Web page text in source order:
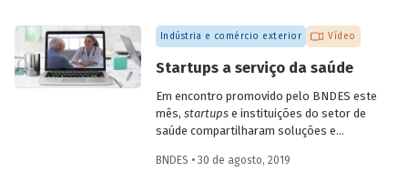
reunidos em uma única seção especial do
site do Banco.
Indústria e comércio exterior Vídeo
Startups a serviço da saúde
Em encontro promovido pelo BNDES este
mês, startupse instituições do setor de
saúde compartilharam soluções e
presença de mais de dez startups e de 15
BNDES • 30 de agosto, 2019